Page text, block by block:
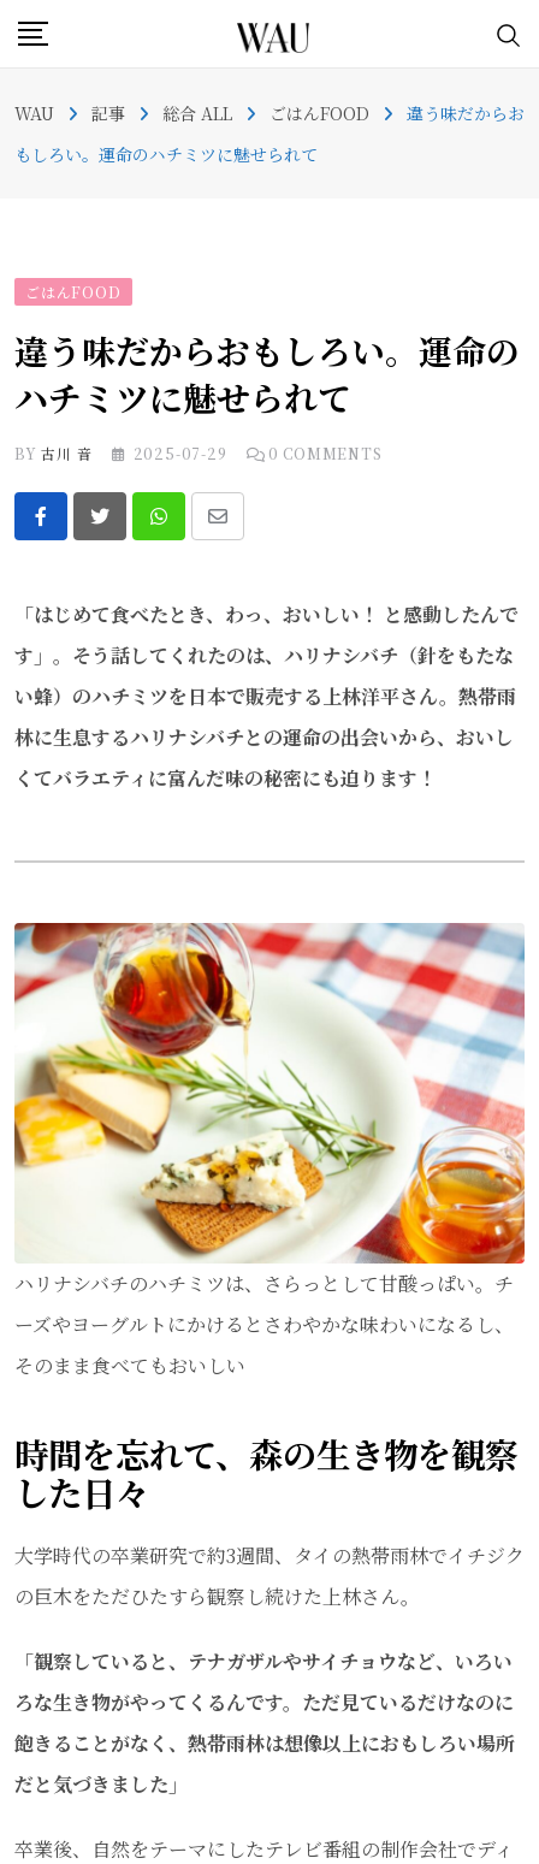
Skip
content
WAU 記事 総合 ALL ごはんFOOD
違う味だからお
もしろい。運命のハチミツに魅せられて
ごはんFOOD
違う味だからおもしろい。運命の
ハチミツに魅せられて
BY古川 音 2025-07-29 0 COMMENTS
Whatsapp
Share
Email
「はじめて食べたとき、わっ、おいしい！ と感動したんで
す」。そう話してくれたのは、ハリナシバチ（針をもたな
い蜂）のハチミツを日本で販売する上林洋平さん。 熱帯雨
林に生息するハリナシバチとの運命の出会いから、おいし
くてバラエティに富んだ味の秘密にも迫ります！
ハリナシバチのハチミツは、さらっとして甘酸っぱい。チ
ーズやヨーグルトにかけるとさわやかな味わいになるし、
そのまま食べてもおいしい
時間を忘れて、森の生き物を観察
した日々
大学時代の卒業研究で約3週間、タイの熱帯雨林でイチジク
の巨木をただひたすら観察し続けた上林さん。
「観察していると、テナガザルやサイチョウなど、いろい
ろな生き物がやってくるんです。ただ見ているだけなのに
飽きることがなく、熱帯雨林は想像以上におもしろい場所
だと気づきました」
卒業後、自然をテーマにしたテレビ番組の制作会社でディ